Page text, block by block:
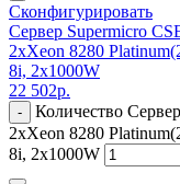
Сконфигурировать
Сервер Supermicro
2xXeon 8280
8i, 2x1000W
22 502р.
-
Количество
2xXeon 8280
8i, 2x1000W